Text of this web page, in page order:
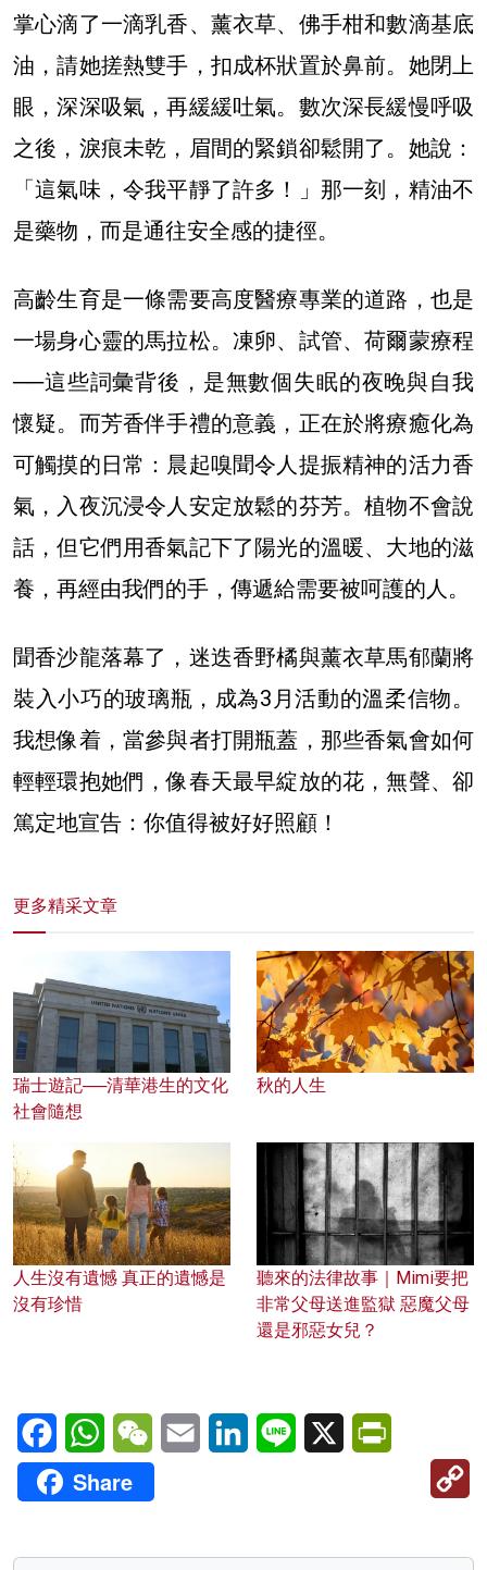
掌心滴了一滴乳香、薰衣草、佛手柑和數滴基底
油，請她搓熱雙手，扣成杯狀置於鼻前。她閉上
眼，深深吸氣，再緩緩吐氣。數次深長緩慢呼吸
之後，淚痕未乾，眉間的緊鎖卻鬆開了。她說：
「這氣味，令我平靜了許多！」那一刻，精油不
是藥物，而是通往安全感的捷徑。
高齡生育是一條需要高度醫療專業的道路，也是
一場身心靈的馬拉松。凍卵、試管、荷爾蒙療程
──這些詞彙背後，是無數個失眠的夜晚與自我
懷疑。而芳香伴手禮的意義，正在於將療癒化為
可觸摸的日常：晨起嗅聞令人提振精神的活力香
氣，入夜沉浸令人安定放鬆的芬芳。植物不會說
話，但它們用香氣記下了陽光的溫暖、大地的滋
養，再經由我們的手，傳遞給需要被呵護的人。
聞香沙龍落幕了，迷迭香野橘與薰衣草馬郁蘭將
裝入小巧的玻璃瓶，成為3月活動的溫柔信物。
我想像着，當參與者打開瓶蓋，那些香氣會如何
輕輕環抱她們，像春天最早綻放的花，無聲、卻
篤定地宣告：你值得被好好照顧！
更多精采文章
瑞士遊記──清華港生的文化
社會隨想
秋的人生
人生沒有遺憾 真正的遺憾是
沒有珍惜
聽來的法律故事｜Mimi要把
非常父母送進監獄 惡魔父母
還是邪惡女兒？
FacebookWhatsAppWeChatEmail LinkedInLine X
Share